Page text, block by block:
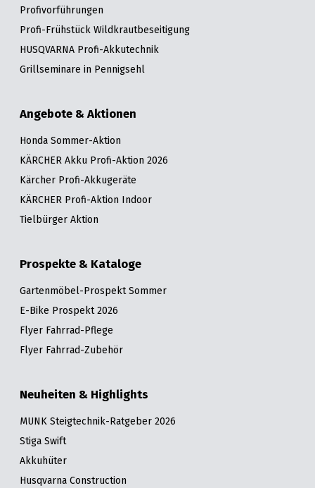
Profivorführungen
Profi-Frühstück Wildkrautbeseitigung
HUSQVARNA Profi-Akkutechnik
Grillseminare in Pennigsehl
Angebote & Aktionen
Honda Sommer-Aktion
KÄRCHER Akku Profi-Aktion 2026
Kärcher Profi-Akkugeräte
KÄRCHER Profi-Aktion Indoor
Tielbürger Aktion
Prospekte & Kataloge
Gartenmöbel-Prospekt Sommer
E-Bike Prospekt 2026
Flyer Fahrrad-Pflege
Flyer Fahrrad-Zubehör
Neuheiten & Highlights
MUNK Steigtechnik-Ratgeber 2026
Stiga Swift
Akkuhüter
Husqvarna Construction